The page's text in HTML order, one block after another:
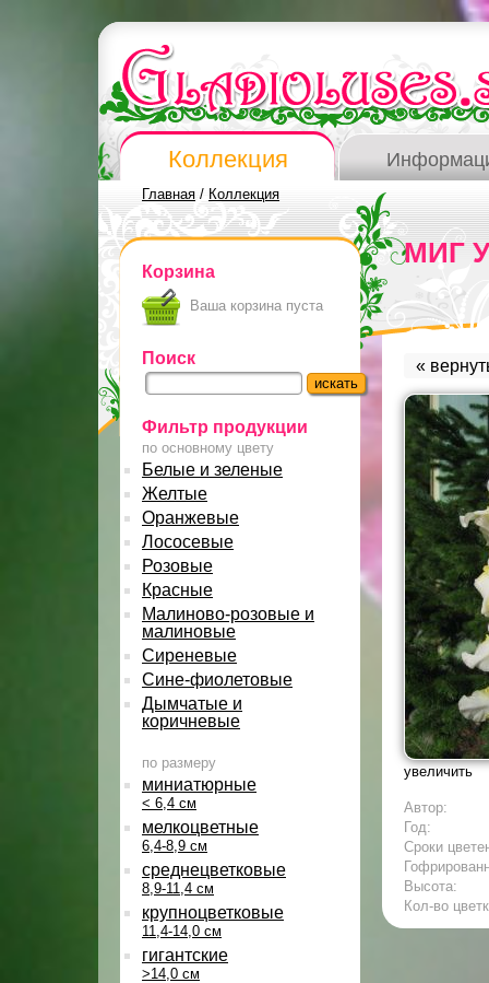
Коллекция
Главная / Коллекция
Корзина
Ваша корзина пуста
Поиск
Фильтр продукции
по основному цвету
Белые и зеленые
Желтые
Оранжевые
Лососевые
Розовые
Красные
Малиново-розовые и
малиновые
Сиреневые
Сине-фиолетовые
Дымчатые и
коричневые
по размеру
миниатюрные
< 6,4 см
мелкоцветные
6,4-8,9 см
среднецветковые
8,9-11,4 см
крупноцветковые
11,4-14,0 см
гигантские
>14,0 см
МИГ
«
увеличить
Автор:
Год:
Сроки
Высота:
Кол-во